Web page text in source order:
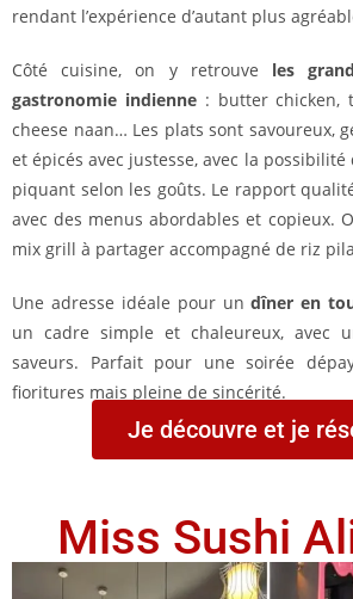
rendant l’expérience d’autant plus
Côté cuisine, on y retrouve les
gastronomie indienne: butter chicken,
cheese naan… Les plats sont savoureux,
et épicés avec justesse, avec la possibilité
piquant selon les goûts. Le rapport
avec des menus abordables et copieux.
mix grill à partager accompagné de riz
Une adresse idéale pour undîner en
un cadre simple et chaleureux, avec
saveurs. Parfait pour une soirée
fioritures mais pleine de sincérité.
Je découvre et je
Miss Sushi